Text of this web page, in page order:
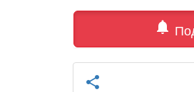
notifications
share